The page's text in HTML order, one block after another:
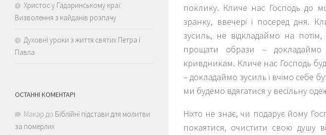
поклику. Кличе нас Господь до
зранку, ввечері і посеред дня.
зусиль, не відкладаймо на
прощати образи –
кривдникам. Кличе нас Господь
– докладаймо зусиль і вчімо себе
ми будемо вдягатися у весільну
Ніхто не знає, чи подарує йому
покаятися, очистити свою душу
Христос у Гадаринському краї:
Визволення з кайданів розпачу
Духовні уроки з життя святих Петра і
Павла
ОСТАННІ КОМЕНТАРІ
Макар до Біблійні підстави для молитви
за померлих